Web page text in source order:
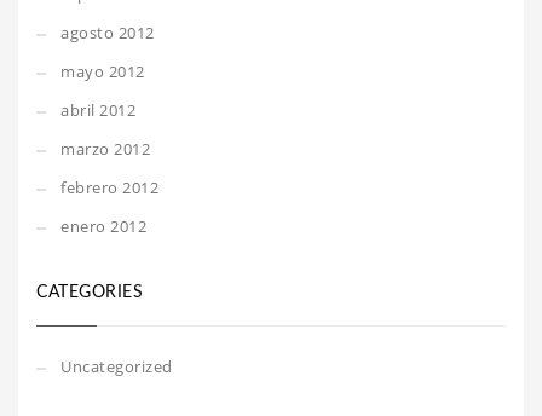
agosto 2012
mayo 2012
abril 2012
marzo 2012
febrero 2012
enero 2012
CATEGORIES
Uncategorized